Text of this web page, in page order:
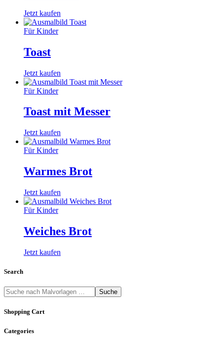
Jetzt kaufen
Für Kinder
Toast
Jetzt kaufen
Für Kinder
Toast mit Messer
Jetzt kaufen
Für Kinder
Warmes Brot
Jetzt kaufen
Für Kinder
Weiches Brot
Jetzt kaufen
Search
Suche
Shopping Cart
Categories